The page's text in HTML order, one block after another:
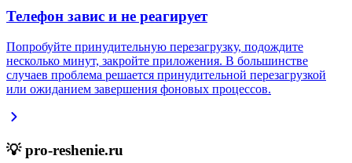
Телефон завис и не реагирует
Попробуйте принудительную перезагрузку, подождите
несколько минут, закройте приложения. В большинстве
случаев проблема решается принудительной перезагрузкой
или ожиданием завершения фоновых процессов.
💡 pro-reshenie.ru